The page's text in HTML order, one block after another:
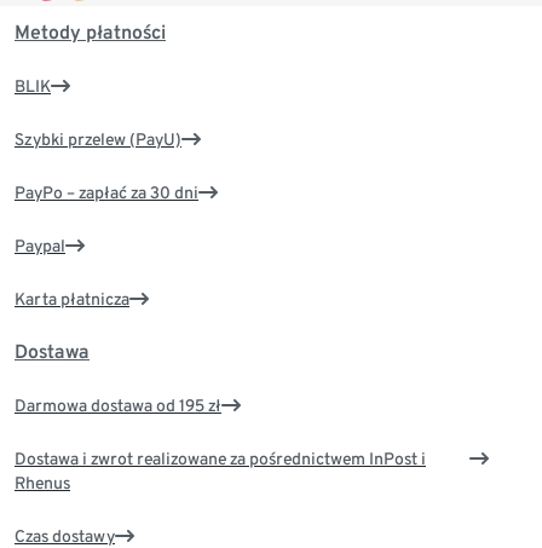
Metody płatności
BLIK
Szybki przelew (PayU)
PayPo – zapłać za 30 dni
Paypal
Karta płatnicza
Dostawa
Darmowa dostawa od 195 zł
Dostawa i zwrot realizowane za pośrednictwem InPost i
Rhenus
Czas dostawy